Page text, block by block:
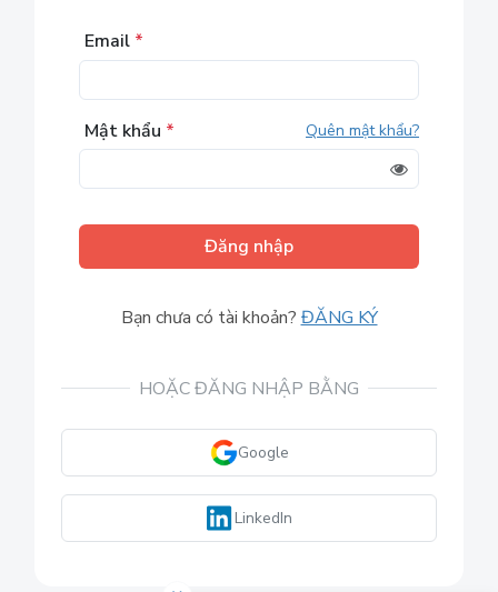
Email *
Mật khẩu * Quên mật khẩu?
Đăng nhập
Bạn chưa có tài khoản? ĐĂNG KÝ
HOẶC ĐĂNG NHẬP BẰNG
Google
LinkedIn